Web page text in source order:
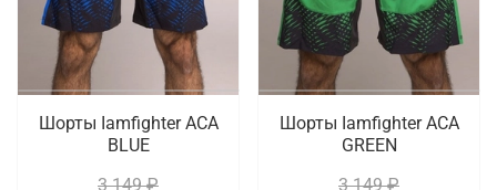
Шорты Iamfighter АСА
BLUE
3 149 ₽
Шорты Iamfighter АСА
GREEN
3 149 ₽